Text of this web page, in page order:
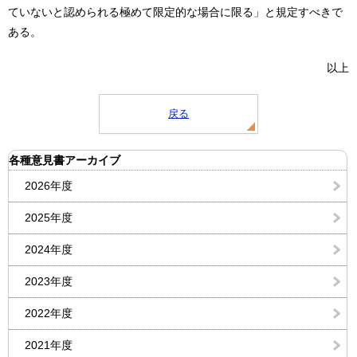
ていないと認められる極めて限定的な場合に限る」と規定すべきで
ある。
以上
戻る
各種意見書アーカイブ
2026年度
2025年度
2024年度
2023年度
2022年度
2021年度